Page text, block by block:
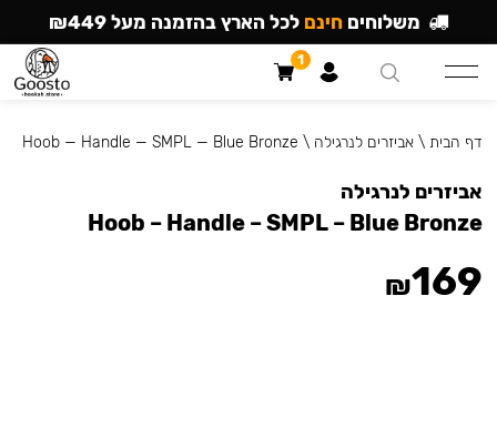
דף הבית \אביזרים לנרגילה \
Hoob — Handle — SMPL — Blue Bronze
אביזרים לנרגילה
Hoob – Handle – SMPL – Blue Bronze
₪169
משלוחים חינם לכל הארץ בהזמנה מעל ₪449
1